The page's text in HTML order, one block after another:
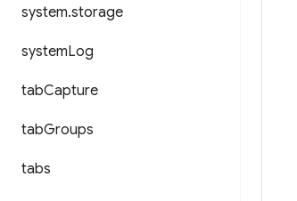
system.storage
systemLog
tabCapture
tabGroups
tabs